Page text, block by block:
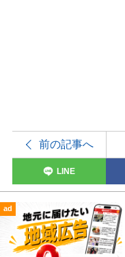
前の記事へ
LINE
ad